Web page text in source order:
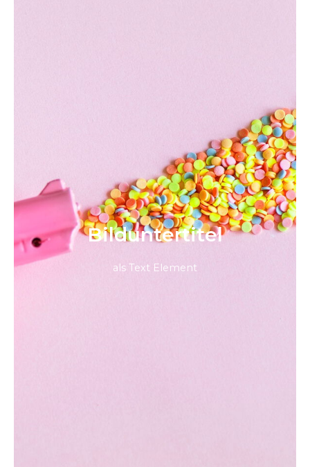
Bild­unter­titel
als Text Element